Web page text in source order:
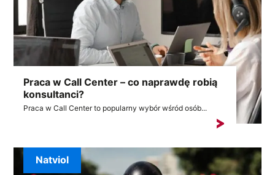
Praca w Call Center – co naprawdę robią
konsultanci?
Praca w Call Center to popularny wybór wśród osób...
Natviol